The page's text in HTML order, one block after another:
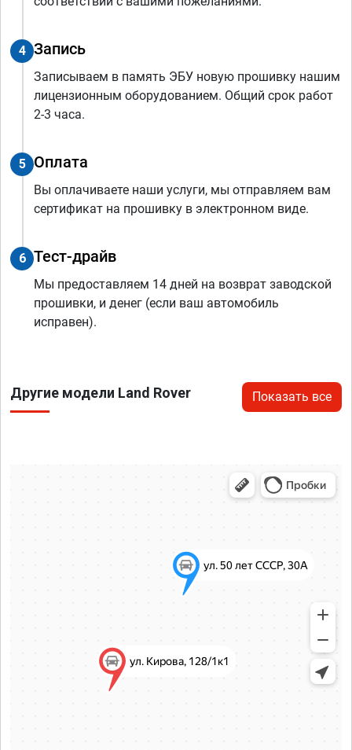
4 Запись
Записываем в память ЭБУ новую прошивку нашим
лицензионным оборудованием. Общий срок работ
2-3 часа.
5 Оплата
Вы оплачиваете наши услуги, мы отправляем вам
сертификат на прошивку в электронном виде.
6 Тест-драйв
Мы предоставляем 14 дней на возврат заводской
прошивки, и денег (если ваш автомобиль
исправен).
Другие модели Land Rover Показать все